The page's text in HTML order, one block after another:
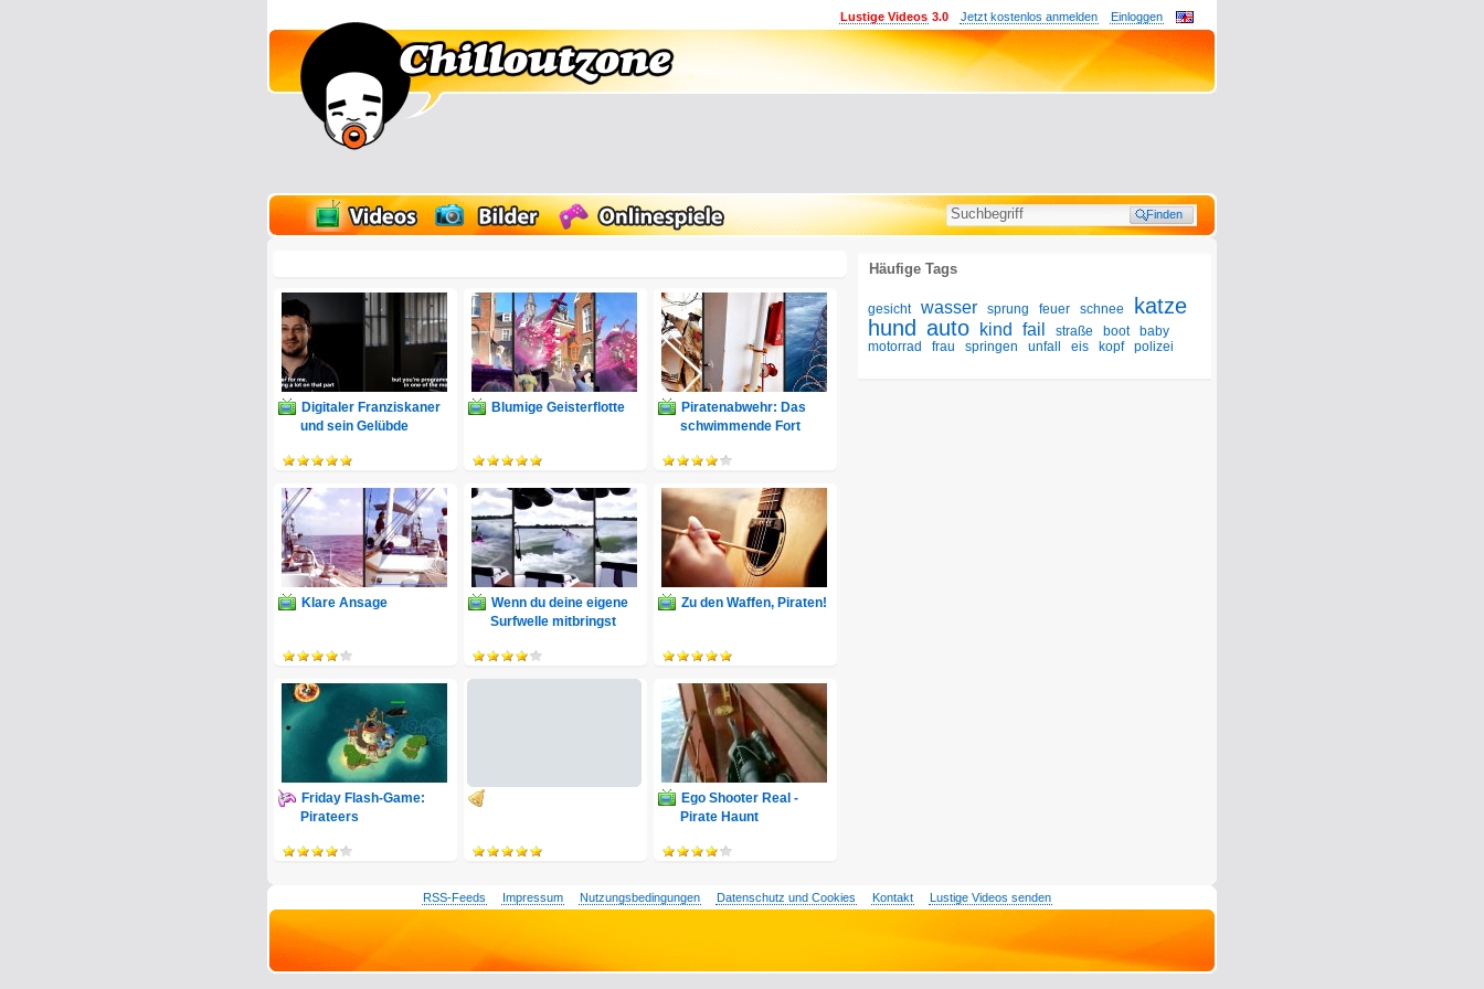
Einloggen
Jetzt kostenlos anmelden
Lustige Videos 3.0
Digitaler Franziskaner
und sein Gelübde
Blumige Geisterflotte
Piratenabwehr: Das
schwimmende Fort
Klare Ansage
Wenn du deine eigene
Surfwelle mitbringst
Zu den Waffen, Piraten!
Friday Flash-Game:
Pirateers
Ego Shooter Real -
Pirate Haunt
Häufige Tags
gesicht wasser sprung feuer schnee
katze
hund auto kind fail straße boot
baby
motorrad
frau springen unfall eis kopf polizei
RSS-Feeds Impressum Nutzungsbedingungen Datenschutz und Cookies Kontakt Lustige Videos senden